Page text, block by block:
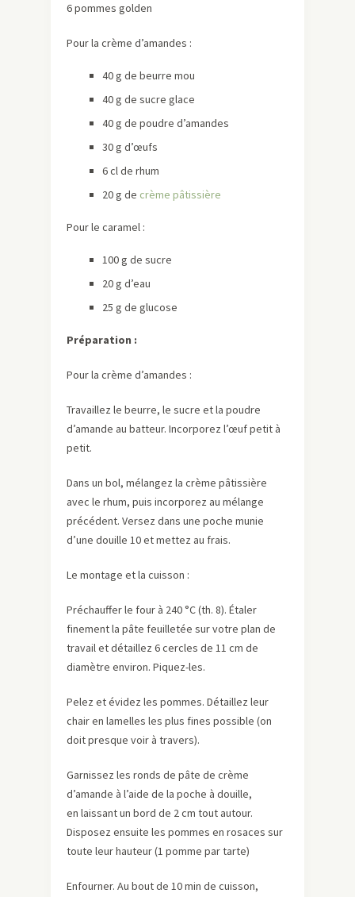
6 pommes golden
Pour la crème d’amandes :
40 g de beurre mou
40 g de sucre glace
40 g de poudre d’amandes
30 g d’œufs
6 cl de rhum
20 g de crème pâtissière
Pour le caramel :
100 g de sucre
20 g d’eau
25 g de glucose
Préparation :
Pour la crème d’amandes :
Travaillez le beurre, le sucre et la poudre
d’amande au batteur. Incorporez l’œuf petit à
petit.
Dans un bol, mélangez la crème pâtissière
avec le rhum, puis incorporez au mélange
précédent. Versez dans une poche munie
d’une douille 10 et mettez au frais.
Le montage et la cuisson :
Préchauffer le four à 240 °C (th. 8). Étaler
finement la pâte feuilletée sur votre plan de
travail et détaillez 6 cercles de 11 cm de
diamètre environ. Piquez-les.
Pelez et évidez les pommes. Détaillez leur
chair en lamelles les plus fines possible (on
doit presque voir à travers).
Garnissez les ronds de pâte de crème
d’amande à l’aide de la poche à douille,
en laissant un bord de 2 cm tout autour.
Disposez ensuite les pommes en rosaces sur
toute leur hauteur (1 pomme par tarte)
Enfourner. Au bout de 10 min de cuisson,